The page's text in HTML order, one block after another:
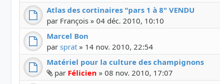
Atlas des cortinaires "pars 1 à 8" VENDU
par François » 04 déc. 2010, 10:10
Marcel Bon
par sprat » 14 nov. 2010, 22:54
Matériel pour la culture des champignons
Fichier(s) joint(s)
par Félicien » 08 nov. 2010, 17:07